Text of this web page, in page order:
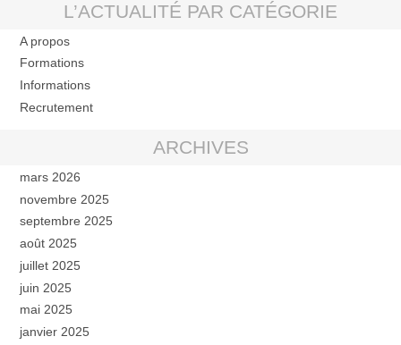
L’ACTUALITÉ PAR CATÉGORIE
A propos
Formations
Informations
Recrutement
ARCHIVES
mars 2026
novembre 2025
septembre 2025
août 2025
juillet 2025
juin 2025
mai 2025
janvier 2025